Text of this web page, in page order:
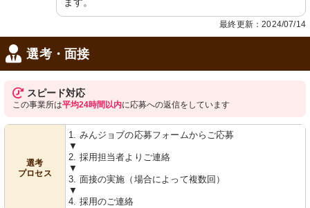
ます。
最終更新：2024/07/14
選考・面接
スピード対応
この事業所は平均24時間以内に応募への返信をしています
選考
プロセス
1. みんジョブの応募フォームからご応募
▼
2. 採用担当者よりご連絡
▼
3. 面接の実施（場合によって複数回）
▼
4. 採用のご連絡